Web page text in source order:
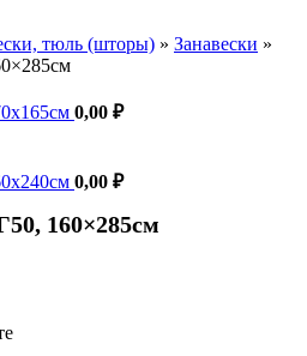
тюль (шторы) » Занавески »
0,00 ₽
0,00 ₽
160×285см